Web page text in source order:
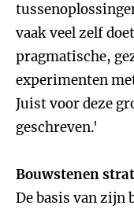
vaak veel zelf
pragmatische,
experimenten
Juist voor deze
geschreven.'
Bouwstenen
De basis van zijn